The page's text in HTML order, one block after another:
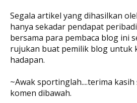
Segala artikel yang dihasilkan
hanya sekadar pendapat
bersama para pembaca blog ini
rujukan buat pemilik blog untuk
hadapan.
~Awak sportinglah....terima
komen dibawah.